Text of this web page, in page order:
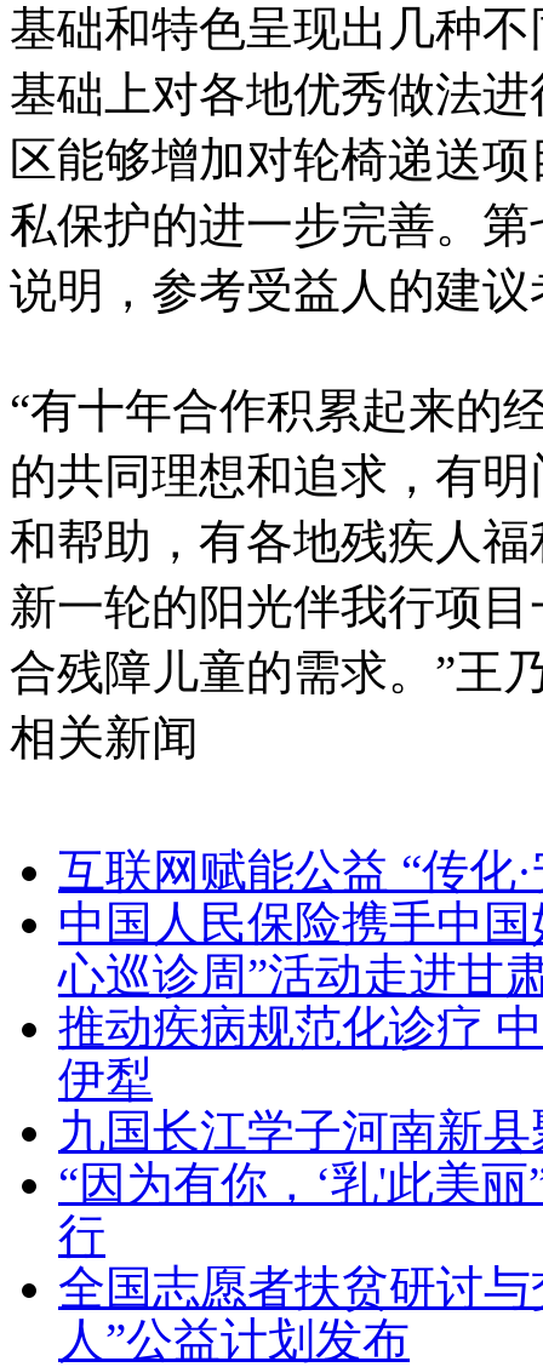
基础和特色呈现出几种
基础上对各地优秀做法
区能够增加对轮椅递送
私保护的进一步完善。
说明，参考受益人的建
“有十年合作积累起来的
的共同理想和追求，有
和帮助，有各地残疾人
新一轮的阳光伴我行项
合残障儿童的需求。”王
相关新闻
互联网赋能公益 “传化
中国人民保险携手中
心巡诊周”活动走进甘
推动疾病规范化诊疗
伊犁
九国长江学子河南新
“因为有你，‘乳'此美
行
全国志愿者扶贫研讨
人”公益计划发布